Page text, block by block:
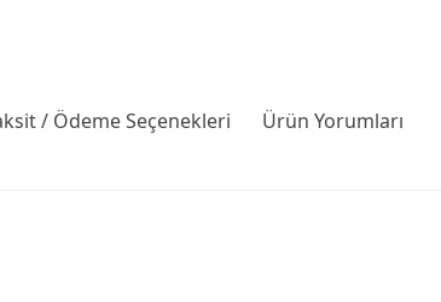
/ Ödeme Seçenekleri Ürün Yorumları